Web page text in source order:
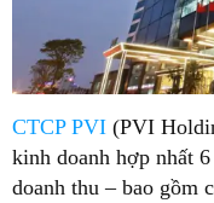
CTCP PVI (PVI
kinh doanh hợp nhất
doanh thu – bao gồm